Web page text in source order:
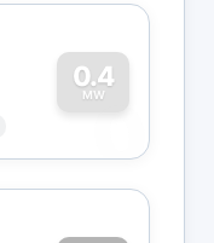
0.4
MW
0